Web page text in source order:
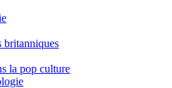
britanniques
la pop culture